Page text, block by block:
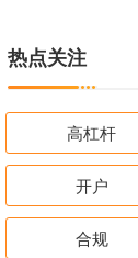
热点关注
高杠杆
开户
合规